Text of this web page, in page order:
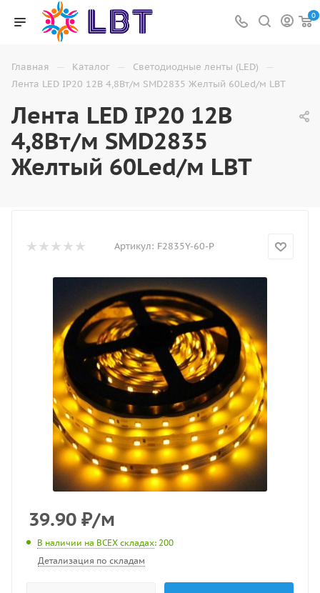
0
Главная — Каталог — Светодиодные ленты (LED) —
Лента LED IP20 12В 4,8Вт/м SMD2835 Желтый 60Led/м LBT
Лента LED IP20 12В
4,8Вт/м SMD2835
Желтый 60Led/м LBT
Артикул: F2835Y-60-P
39.90 ₽/м
В наличии на ВСЕХ складах: 200
Детализация по складам